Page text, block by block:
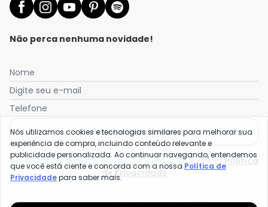
Não perca nenhuma novidade!
Nome
Digite seu e-mail
Telefone
Receber novidades
Ao enviar o cadastro, você concorda com a nossa Política
de Privacidade
Quintess é uma marca da Posthaus Ltda / CNPJ:
Nós utilizamos cookies e tecnologias similares para melhorar sua
experiência de compra, incluindo conteúdo relevante e
publicidade personalizada. Ao continuar navegando, entendemos
que você está ciente e concorda com a nossa Política de
Privacidadepara saber mais.